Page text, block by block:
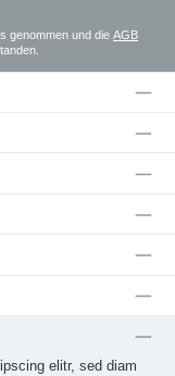
genommen und die AGB
elitr, sed diam